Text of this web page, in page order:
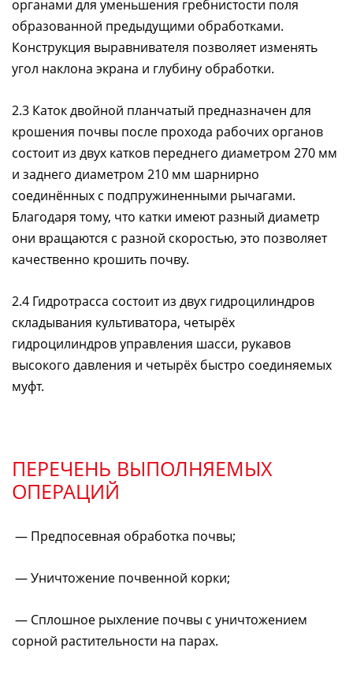
органами для уменьшения гребнистости поля
образованной предыдущими обработками.
Конструкция выравнивателя позволяет изменять
угол наклона экрана и глубину обработки.
2.3 Каток двойной планчатый предназначен для
крошения почвы после прохода рабочих органов
состоит из двух катков переднего диаметром 270 мм
и заднего диаметром 210 мм шарнирно
соединённых с подпружиненными рычагами.
Благодаря тому, что катки имеют разный диаметр
они вращаются с разной скоростью, это позволяет
качественно крошить почву.
2.4 Гидротрасса состоит из двух гидроцилиндров
складывания культиватора, четырёх
гидроцилиндров управления шасси, рукавов
высокого давления и четырёх быстро соединяемых
муфт.
ПЕРЕЧЕНЬ ВЫПОЛНЯЕМЫХ
ОПЕРАЦИЙ
— Предпосевная обработка почвы;
— Уничтожение почвенной корки;
— Сплошное рыхление почвы с уничтожением
сорной растительности на парах.